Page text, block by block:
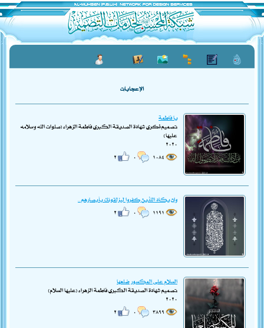
الإعجابات
يا فاطمة
تصميم ذكرى شهادة الصديقة الكبرى فاطمة الزهراء (صلوات الله وسلامه
عليها)
٢٠٢٠
وإن يكاد اللذين كفروا ليزلقونك بأبصارهم...
السلام على المكسور ضلعها
تصميم شهادة الصديقة الكبرى فاطمة الزهراء (عليها السلام)
٢٠٢٠